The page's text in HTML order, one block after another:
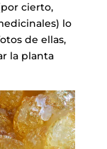
cierto,
lo
de ellas,
la planta